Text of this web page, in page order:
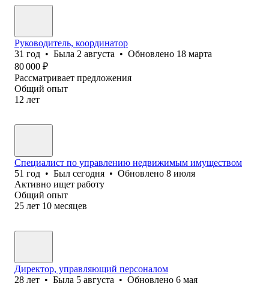
Руководитель, координатор
31 год • Была 2 августа • Обновлено 18 марта
80 000 ₽
Рассматривает предложения
Общий опыт
12 лет
Специалист по управлению недвижимым имуществом
51 год • Был сегодня • Обновлено 8 июля
Активно ищет работу
Общий опыт
25 лет 10 месяцев
Директор, управляющий персоналом
28 лет • Была 5 августа • Обновлено 6 мая